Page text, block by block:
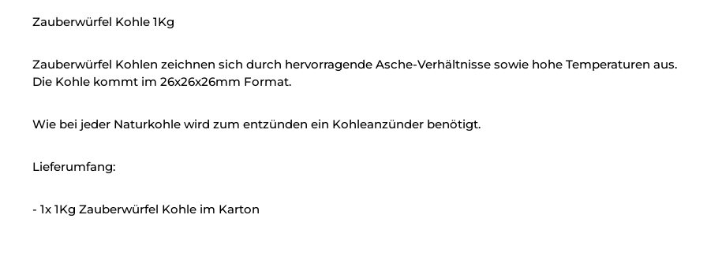
Zauberwürfel Kohle 1Kg
Zauberwürfel Kohlen zeichnen sich durch hervorragende Asche-Verhältnisse sowie hohe Temperaturen aus.
Die Kohle kommt im 26x26x26mm Format.
Wie bei jeder Naturkohle wird zum entzünden ein Kohleanzünder benötigt.
Lieferumfang:
- 1x 1Kg Zauberwürfel Kohle im Karton